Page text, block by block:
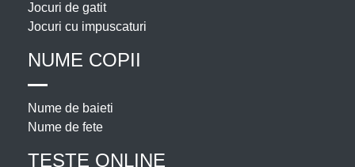
Jocuri de gatit
Jocuri cu impuscaturi
NUME COPII
Nume de baieti
Nume de fete
TESTE ONLINE